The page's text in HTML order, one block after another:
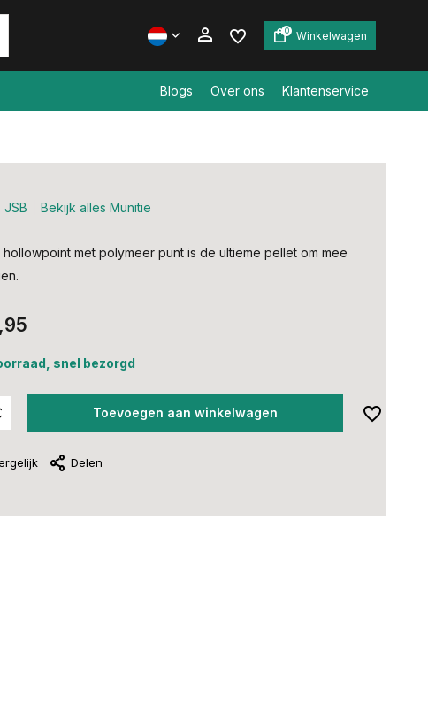
0 Winkelwagen
Blogs Over ons Klantenservice
JSB Bekijk alles Munitie
met polymeer punt is de ultieme pellet om mee
snel bezorgd
Toevoegen aan winkelwagen
Delen